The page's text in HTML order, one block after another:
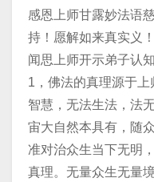
感恩上师甘露妙法语
持！愿解如来真实义！
闻思上师开示弟子认
1，佛法的真理源于
智慧，无法生法，法
宙大自然本具有，随
准对治众生当下无明
真理。无量众生无量